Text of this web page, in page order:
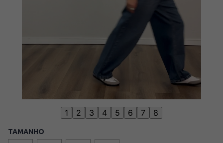
1 2 3 4 5 6 7 8
TAMANHO